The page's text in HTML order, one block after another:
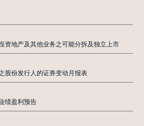
资地产及其他业务之可能分拆及独立上市
股份发行人的证券变动月报表
绩盈利预告